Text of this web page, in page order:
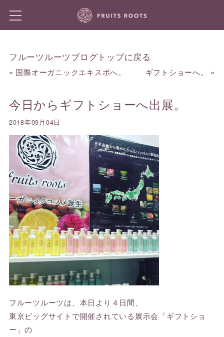
フルーツルーツブログトップに戻る
« 国際オーガニックエキスポへ。 ギフトショーへ。 »
今日からギフトショーへ出展。
2018年09月04日
フルーツルーツは、本日より４日間、
東京ビッグサイトで開催されている展示会「ギフトショ
ー」の